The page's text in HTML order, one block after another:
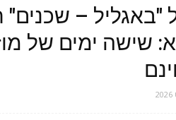
"באגליל – שכנים"
שישה ימים של